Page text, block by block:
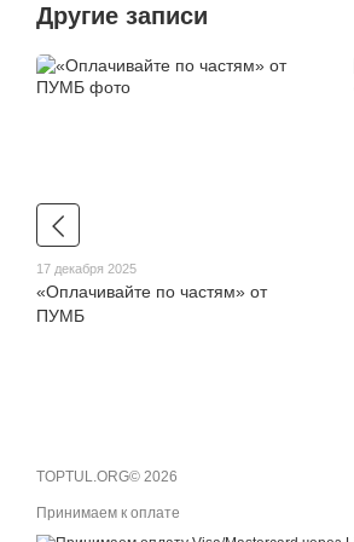
Другие записи
17 декабря 2025
«Оплачивайте по частям» от
ПУМБ
TOPTUL.ORG© 2026
Принимаем к оплате